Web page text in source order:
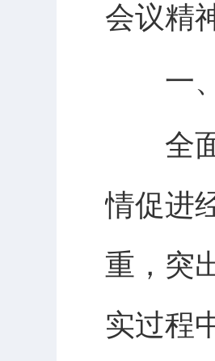
会议精
一、
全面
情促进
重，突
实过程